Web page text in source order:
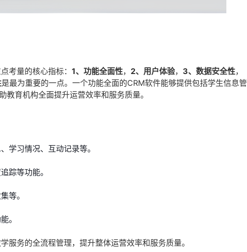
考量的核心指标： 1、功能全面性， 2、用户体验， 3、数据安全性，
是最为重要的一点。一个功能全面的CRM软件能够提供包括学生信息管
育机构全面提升运营效率和服务质量。
学习情况、互动记录等。
踪等功能。
等。
。
服务的全流程管理，提升整体运营效率和服务质量。